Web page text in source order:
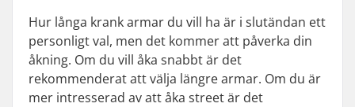
Hur långa krank armar du vill ha är i slutändan ett
personligt val, men det kommer att påverka din
åkning. Om du vill åka snabbt är det
rekommenderat att välja längre armar. Om du är
mer intresserad av att åka street är det